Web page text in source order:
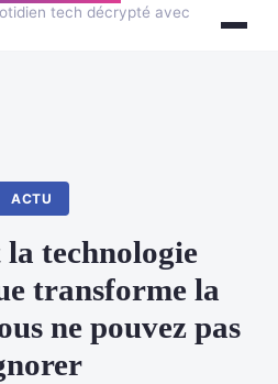
tech décrypté avec
ACTU
technologie
transforme la
ne pouvez pas